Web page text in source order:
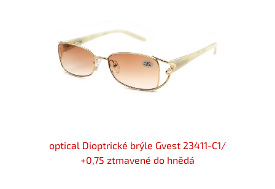
optical Dioptrické brýle Gvest 23411-C1/
+0,75 ztmavené do hnědá